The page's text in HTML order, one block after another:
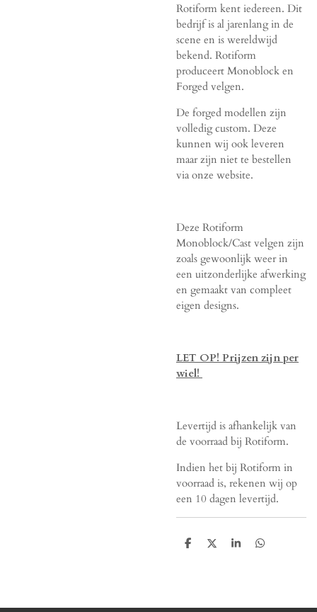
Rotiform kent iedereen. Dit
bedrijf is al jarenlang in de
scene en is wereldwijd
bekend. Rotiform
produceert Monoblock en
Forged velgen.
De forged modellen zijn
volledig custom. Deze
kunnen wij ook leveren
maar zijn niet te bestellen
via onze website.
Deze Rotiform
Monoblock/Cast velgen zijn
zoals gewoonlijk weer in
een uitzonderlijke afwerking
en gemaakt van compleet
eigen designs.
LET OP! Prijzen zijn per
wiel!
Levertijd is afhankelijk van
de voorraad bij Rotiform.
Indien het bij Rotiform in
voorraad is, rekenen wij op
een 10 dagen levertijd.
D
D
S
D